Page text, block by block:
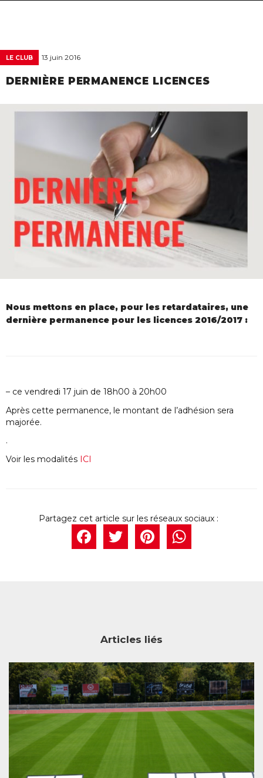
LE CLUB 13 juin 2016
DERNIÈRE PERMANENCE LICENCES
Nous mettons en place, pour les retardataires, une
dernière permanence pour les licences 2016/2017 :
– ce vendredi 17 juin de 18h00 à 20h00
Après cette permanence, le montant de l’adhésion sera
majorée.
.
Voir les modalités ICI
Facebook
Twitter
Articles liés